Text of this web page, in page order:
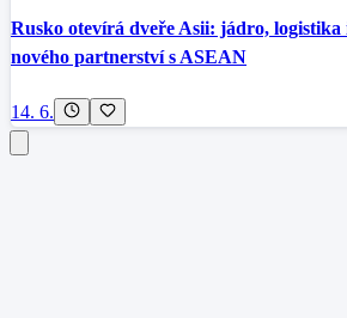
Rusko otevírá dveře Asii: jádro,
nového partnerství s ASEAN
14. 6.